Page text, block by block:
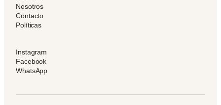
Nosotros
Contacto
Políticas
Instagram
Facebook
WhatsApp